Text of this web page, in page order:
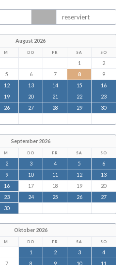
reserviert
August 2026
MI DO FR SA SO
1
2
5 6 7 8
9
12 13 14 15
16
19 20 21 22
23
26 27 28 29
30
September 2026
MI DO FR SA SO
2 3 4 5
6
9 10 11 12
13
16 17 18 19
20
23 24 25 26
27
30
Oktober 2026
MI DO FR SA SO
1 2 3
4
7 8 9 10
11